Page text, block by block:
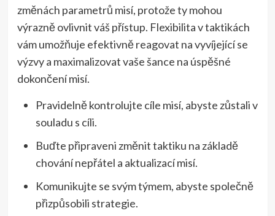
změnách parametrů misí, protože ty mohou
výrazně ovlivnit váš přístup. Flexibilita v taktikách
vám umožňuje efektivně reagovat na vyvíjející se
výzvy a maximalizovat vaše šance na úspěšné
dokončení misí.
Pravidelně kontrolujte cíle misí, abyste zůstali v
souladu s cíli.
Buďte připraveni změnit taktiku na základě
chování nepřátel a aktualizací misí.
Komunikujte se svým týmem, abyste společně
přizpůsobili strategie.